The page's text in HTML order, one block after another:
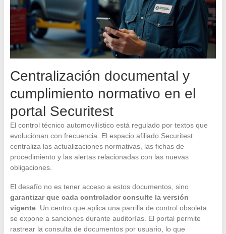
Centralización documental y
cumplimiento normativo en el
portal Securitest
El control técnico automovilístico está regulado por textos que
evolucionan con frecuencia. El espacio afiliado Securitest
centraliza las actualizaciones normativas, las fichas de
procedimiento y las alertas relacionadas con las nuevas
obligaciones.
El desafío no es tener acceso a estos documentos, sino
garantizar que cada controlador consulte la versión
vigente. Un centro que aplica una parrilla de control obsoleta
se expone a sanciones durante auditorías. El portal permite
rastrear la consulta de documentos por usuario, lo que